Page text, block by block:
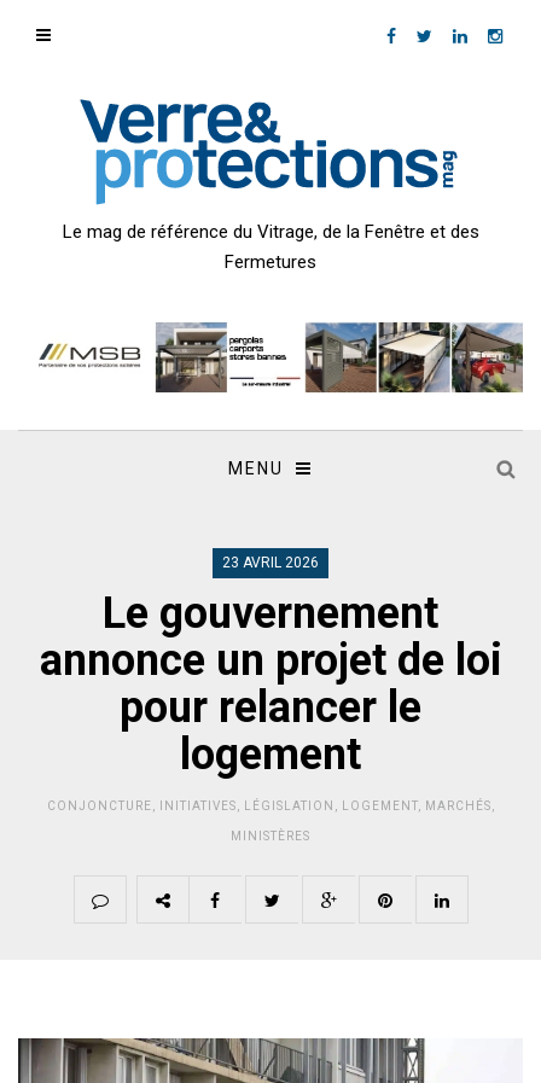
Le mag de référence du Vitrage, de la Fenêtre et des
Fermetures
MENU
23 AVRIL 2026
Le gouvernement
annonce un projet de loi
pour relancer le
logement
CONJONCTURE INITIATIVES LÉGISLATION LOGEMENT, MARCHÉS
MINISTÈRES